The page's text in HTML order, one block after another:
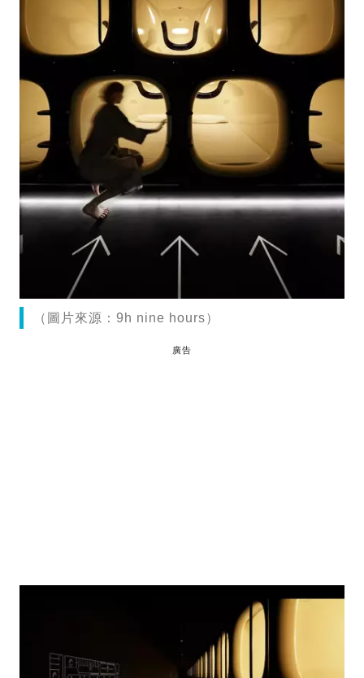
（圖片來源：9h nine hours）
廣告